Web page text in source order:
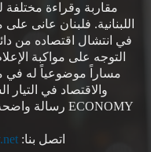
مقاربة وقراءة مختلفة
اللبنانية. فلبنان عانى
في انتشال اقتصاده من
التوجه على مواكبة
مساراً موضوعياً له في
ECONOMY رسالة واضحة، هي: تغليب الاقتصاد على السياسة.
اتصل بنا: